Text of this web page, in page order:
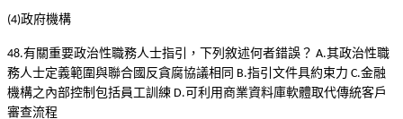
(4)政府機構
48.有關重要政治性職務人士指引，下列敘述何者錯誤？ A.其政治性職
務人士定義範圍與聯合國反貪腐協議相同 B.指引文件具約束力 C.金融
機構之內部控制包括員工訓練 D. 可利用商業資料庫軟體取代傳統客戶
審查流程